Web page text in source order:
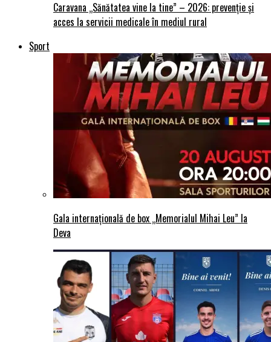
Caravana „Sănătatea vine la tine” – 2026: prevenție și
acces la servicii medicale în mediul rural
Sport
Gala internațională de box „Memorialul Mihai Leu” la
Deva